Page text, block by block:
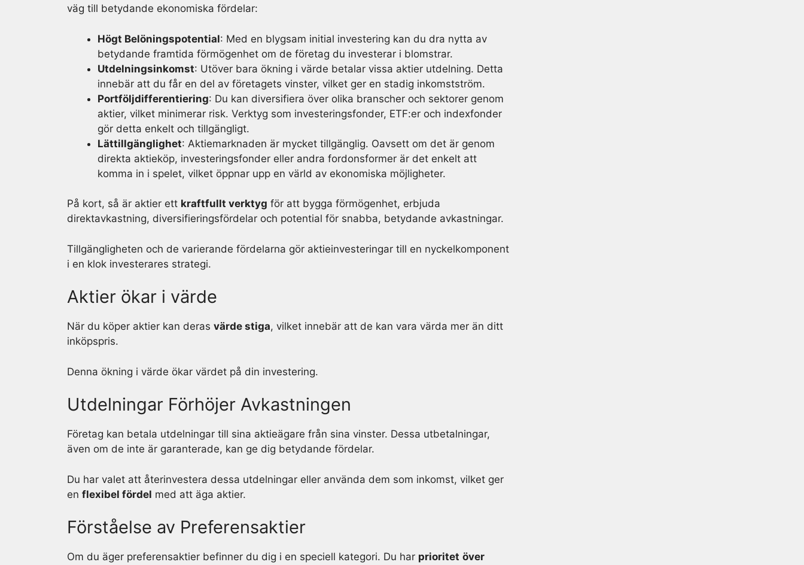
väg till betydande ekonomiska fördelar:
Högt Belöningspotential: Med en blygsam initial investering kan du dra nytta av
betydande framtida förmögenhet om de företag du investerar i blomstrar.
Utdelningsinkomst: Utöver bara ökning i värde betalar vissa aktier utdelning. Detta
innebär att du får en del av företagets vinster, vilket ger en stadig inkomstström.
Portföljdifferentiering: Du kan diversifiera över olika branscher och sektorer genom
aktier, vilket minimerar risk. Verktyg som investeringsfonder, ETF:er och indexfonder
gör detta enkelt och tillgängligt.
Lättillgänglighet: Aktiemarknaden är mycket tillgänglig. Oavsett om det är genom
direkta aktieköp, investeringsfonder eller andra fordonsformer är det enkelt att
komma in i spelet, vilket öppnar upp en värld av ekonomiska möjligheter.
På kort, så är aktier ett kraftfullt verktyg för att bygga förmögenhet, erbjuda
direktavkastning, diversifieringsfördelar och potential för snabba, betydande avkastningar.
Tillgängligheten och de varierande fördelarna gör aktieinvesteringar till en nyckelkomponent
i en klok investerares strategi.
Aktier ökar i värde
När du köper aktier kan deras värde stiga, vilket innebär att de kan vara värda mer än ditt
inköpspris.
Denna ökning i värde ökar värdet på din investering.
Utdelningar Förhöjer Avkastningen
Företag kan betala utdelningar till sina aktieägare från sina vinster. Dessa utbetalningar,
även om de inte är garanterade, kan ge dig betydande fördelar.
Du har valet att återinvestera dessa utdelningar eller använda dem som inkomst, vilket ger
en flexibel fördel med att äga aktier.
Förståelse av Preferensaktier
Om du äger preferensaktier befinner du dig i en speciell kategori. Du har prioritet över